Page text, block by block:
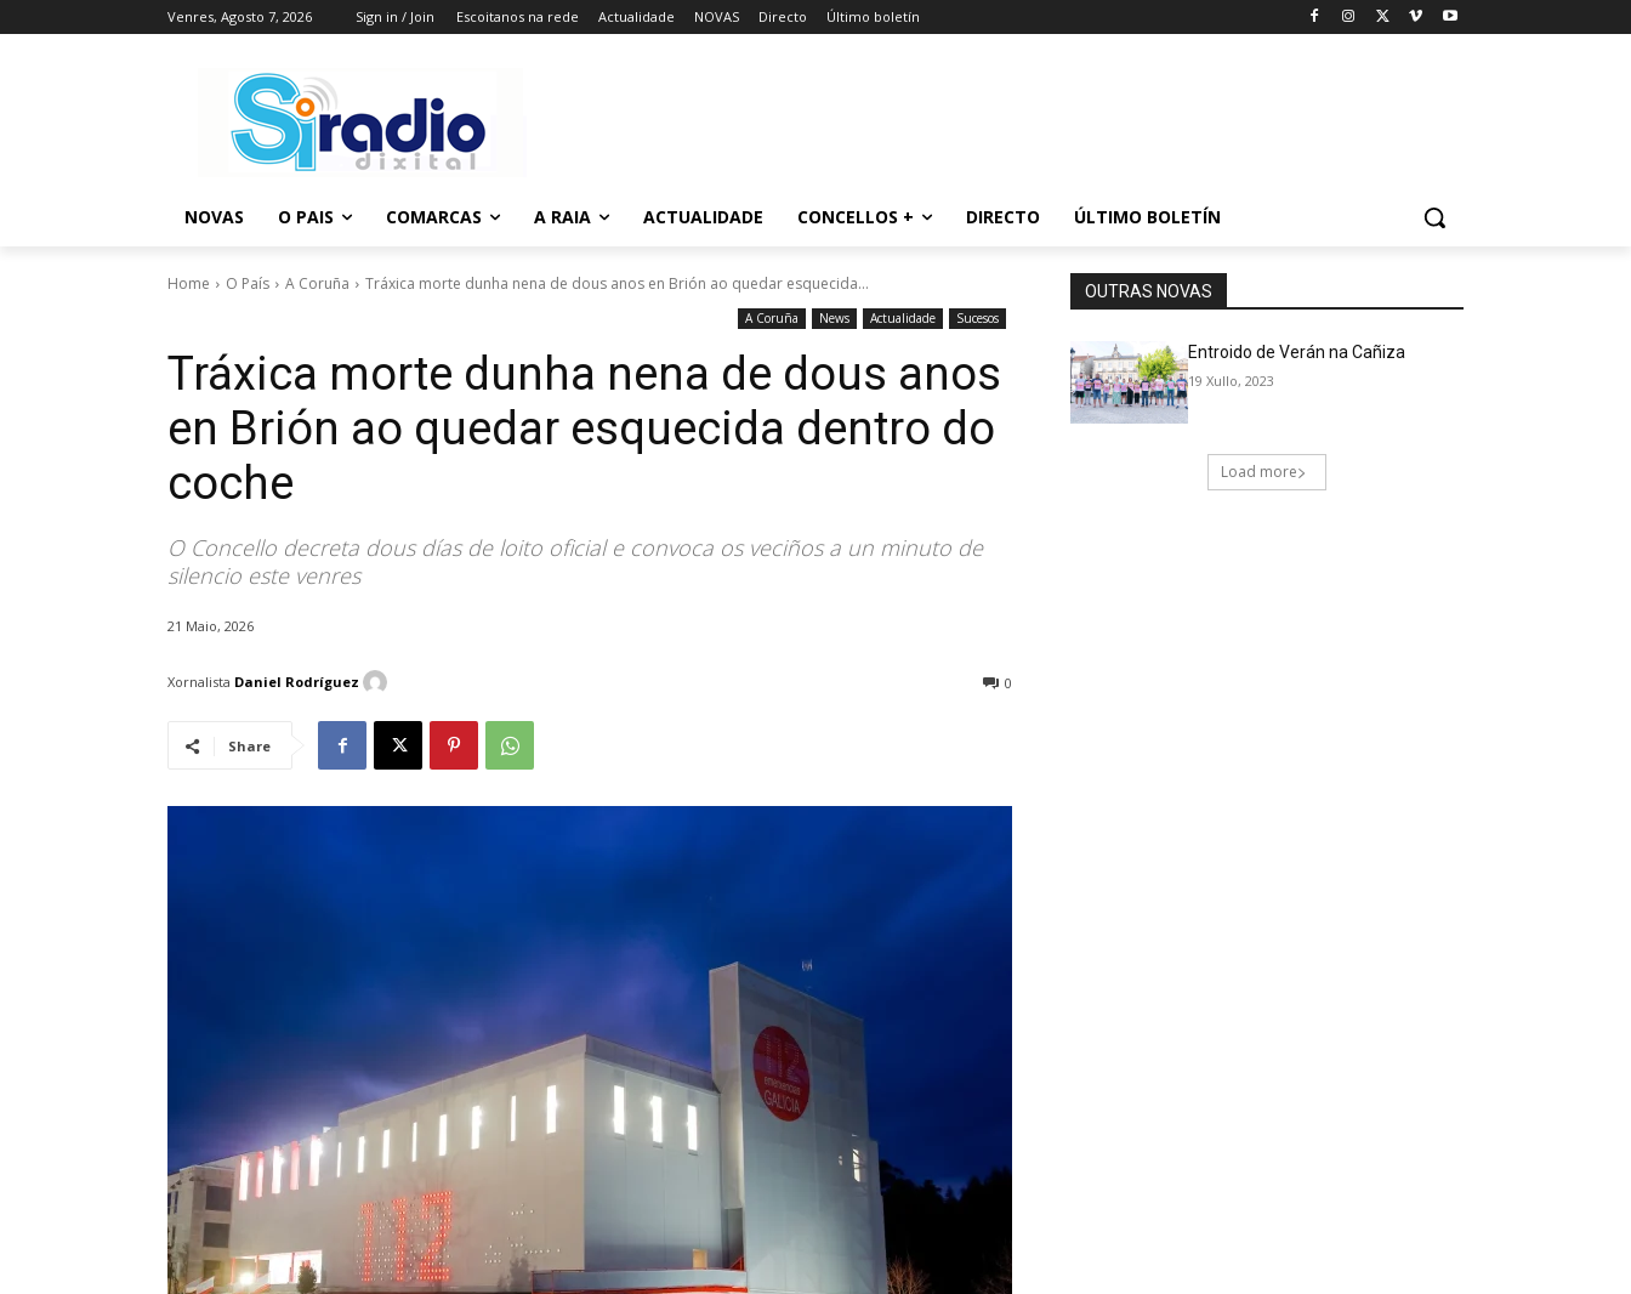
Venres, Agosto 7, 2026 Sign in / Join Escoitanos na rede Actualidade NOVAS Directo Último boletín
NOVAS O PAIS COMARCAS A RAIA ACTUALIDADE CONCELLOS + DIRECTO ÚLTIMO BOLETÍN
Home O País A Coruña Tráxica morte dunha nena de dous anos en Brión ao quedar esquecida...
A Coruña News Actualidade Sucesos
Tráxica morte dunha nena de dous anos
en Brión ao quedar esquecida dentro do
coche
O Concello decreta dous días de loito oficial e convoca os veciños a un minuto de
silencio este venres
21 Maio, 2026
0
Xornalista Daniel Rodríguez
Share
OUTRAS NOVAS
Entroido de Verán na Cañiza
19 Xullo, 2023
Load more